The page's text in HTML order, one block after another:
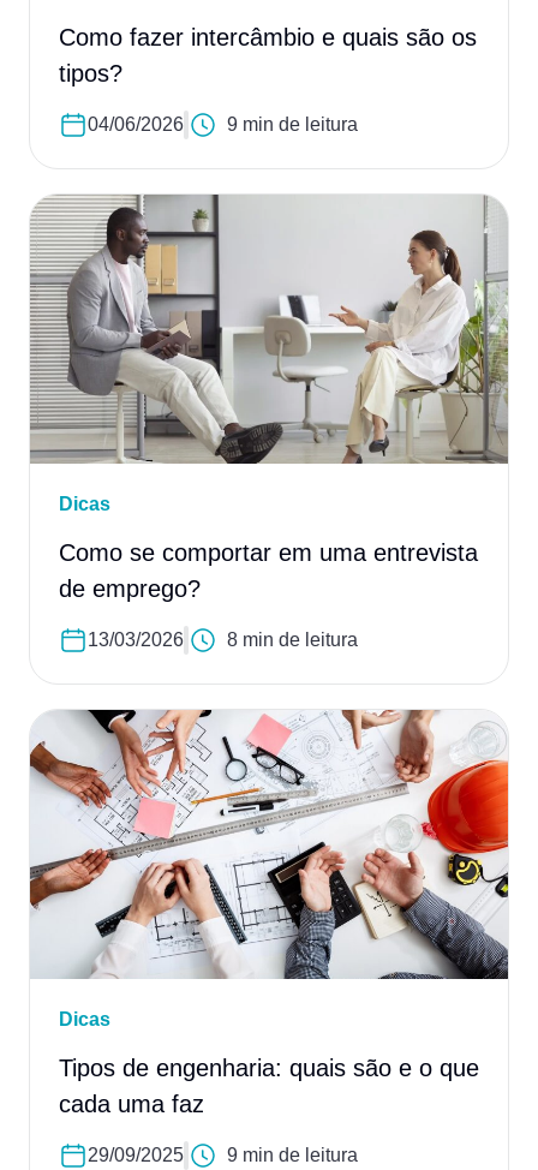
Como fazer intercâmbio e quais são os
tipos?
04/06/2026 9 min de leitura
Dicas
Como se comportar em uma entrevista
de emprego?
13/03/2026 8 min de leitura
Dicas
Tipos de engenharia: quais são e o que
cada uma faz
29/09/2025 9 min de leitura